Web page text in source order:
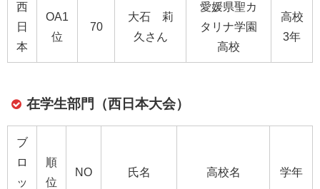
西
日
本
OA1
位
70
大石 莉
久さん
愛媛県聖カ
タリナ学園
高校
高校
3年
在学生部門（西日本大会）
ブ
ロ
ッ
順
位
NO 氏名 高校名 学年